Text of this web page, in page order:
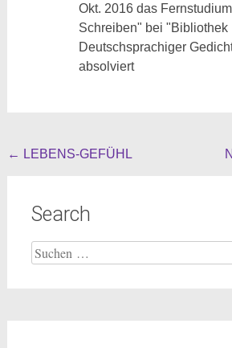
Okt. 2016 das
Schreiben" bei "Bibliothek
Deutschsprachiger
absolviert
Beitragsnavigation
← LEBENS-GEFÜHL
Search
Suche
nach: